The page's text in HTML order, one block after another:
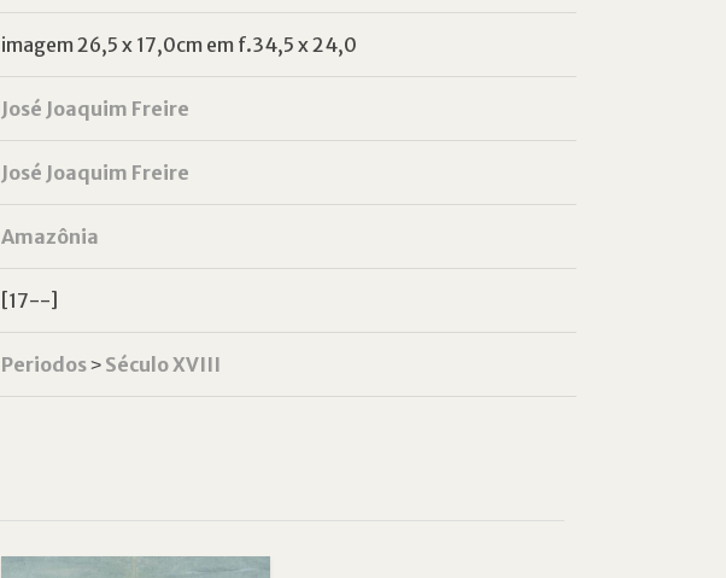
imagem 26,5 x 17,0cm em f.34,5 x 24,0
José Joaquim Freire
José Joaquim Freire
Amazônia
[17--]
Periodos˃ Século XVIII